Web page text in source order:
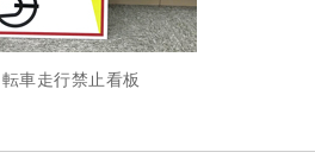
車走行禁止看板